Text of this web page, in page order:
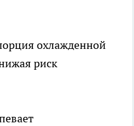
охлажденной
риск